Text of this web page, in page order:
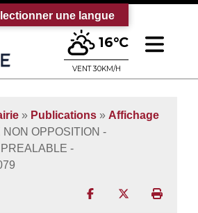
Bienvenue sur le site officiel de la
16°C
VENT 30KM/H
» Publications » Affichage
NON OPPOSITION -
-
Partager surPartager sur
une langue